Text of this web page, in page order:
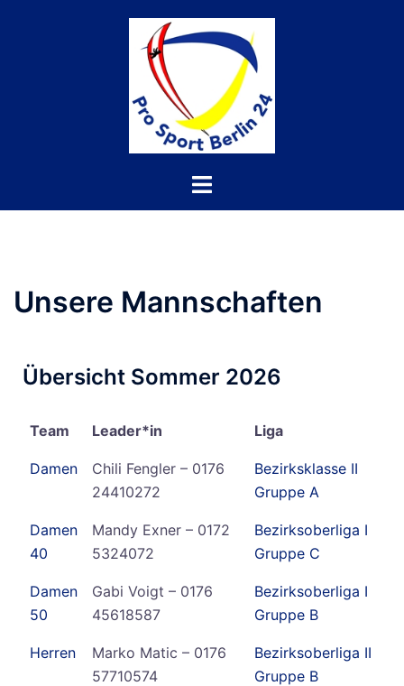
Unsere Mannschaften
Übersicht Sommer 2026
Team Leader*in Liga
Damen
Chili Fengler – 0176
24410272
Bezirksklasse II
Gruppe A
Damen
40
Mandy Exner – 0172
5324072
Bezirksoberliga I
Gruppe C
Damen
50
Gabi Voigt – 0176
45618587
Bezirksoberliga I
Gruppe B
Herren
Marko Matic – 0176
57710574
Bezirksoberliga II
Gruppe B